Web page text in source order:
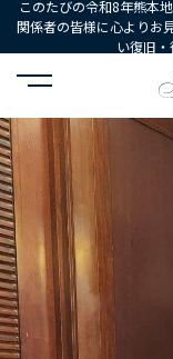
このたびの令和8年熊本
関係者の皆様に心よりお
い復旧
HOME コーディネ